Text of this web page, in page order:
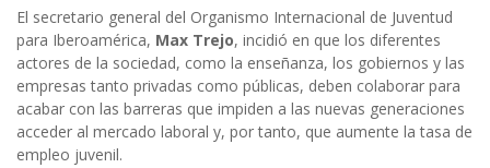
El secretario general del Organismo Internacional de Juventud
para Iberoamérica, Max Trejo, incidió en que los diferentes
actores de la sociedad, como la enseñanza, los gobiernos y las
empresas tanto privadas como públicas, deben colaborar para
acabar con las barreras que impiden a las nuevas generaciones
acceder al mercado laboral y, por tanto, que aumente la tasa de
empleo juvenil.